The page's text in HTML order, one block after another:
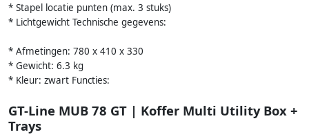
* Stapel locatie punten (max. 3 stuks)
* Lichtgewicht Technische gegevens:
* Afmetingen: 780 x 410 x 330
* Gewicht: 6.3 kg
* Kleur: zwart Functies:
GT-Line MUB 78 GT | Koffer Multi Utility Box +
Trays